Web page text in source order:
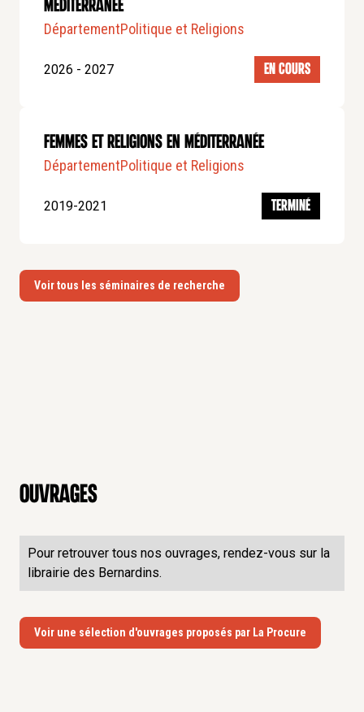
MÉDITERRANÉE
DépartementPolitique et Religions
2026 - 2027 EN COURS
Femmes et religions en méditerranée
DépartementPolitique et Religions
2019-2021 TERMINÉ
Voir tous les séminaires de recherche
Ouvrages
Pour retrouver tous nos ouvrages, rendez-vous sur la
librairie des Bernardins.
Voir une sélection d'ouvrages proposés par La Procure